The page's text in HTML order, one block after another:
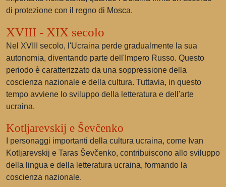
di protezione con il regno di Mosca.
XVIII - XIX secolo
Nel XVIII secolo, l'Ucraina perde gradualmente la sua
autonomia, diventando parte dell'Impero Russo. Questo
periodo è caratterizzato da una soppressione della
coscienza nazionale e della cultura. Tuttavia, in questo
tempo avviene lo sviluppo della letteratura e dell'arte
ucraina.
Kotljarevskij e Ševčenko
I personaggi importanti della cultura ucraina, come Ivan
Kotljarevskij e Taras Ševčenko, contribuiscono allo sviluppo
della lingua e della letteratura ucraina, formando la
coscienza nazionale.